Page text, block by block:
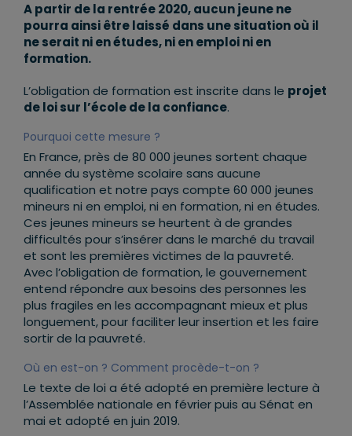
A partir de la rentrée 2020, aucun jeune ne
pourra ainsi être laissé dans une situation où il
ne serait ni en études, ni en emploi ni en
formation.
L’obligation de formation est inscrite dans le projet
de loi sur l’école de la confiance.
Pourquoi cette mesure ?
En France, près de 80 000 jeunes sortent chaque
année du système scolaire sans aucune
qualification et notre pays compte 60 000 jeunes
mineurs ni en emploi, ni en formation, ni en études.
Ces jeunes mineurs se heurtent à de grandes
difficultés pour s’insérer dans le marché du travail
et sont les premières victimes de la pauvreté.
Avec l’obligation de formation, le gouvernement
entend répondre aux besoins des personnes les
plus fragiles en les accompagnant mieux et plus
longuement, pour faciliter leur insertion et les faire
sortir de la pauvreté.
Où en est-on ? Comment procède-t-on ?
Le texte de loi a été adopté en première lecture à
l’Assemblée nationale en février puis au Sénat en
mai et adopté en juin 2019.